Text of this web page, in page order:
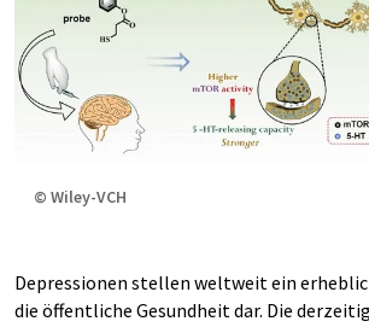
© Wiley-VCH
Depressionen stellen weltweit ein
die öffentliche Gesundheit dar. Die